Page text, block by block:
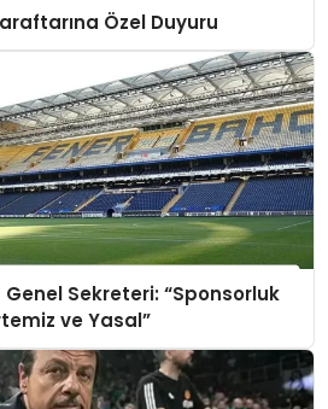
Özel Duyuru
Sekreteri: “Sponsorluk
ve Yasal”